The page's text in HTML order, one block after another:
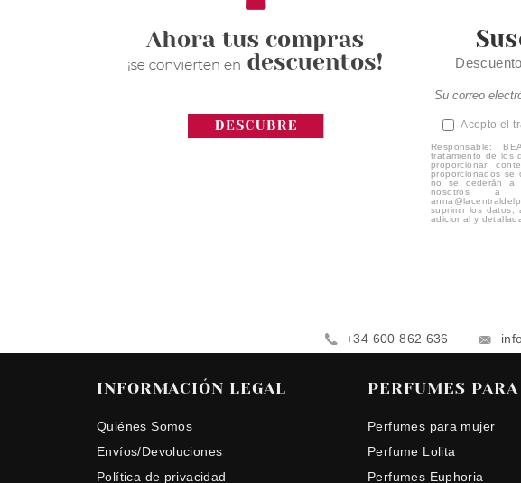
Acepto el
Responsable:
tratamiento de los
proporcionar
proporcionados se
no se cederán a
nosotros a
suprimir los datos,
adicional y
+34 600 862 636
INFORMACIÓN LEGAL
Quiénes Somos
Envíos/Devoluciones
Política de privacidad
PERFUMES
Perfumes para mujer
Perfume Lolita
Perfumes Euphoria